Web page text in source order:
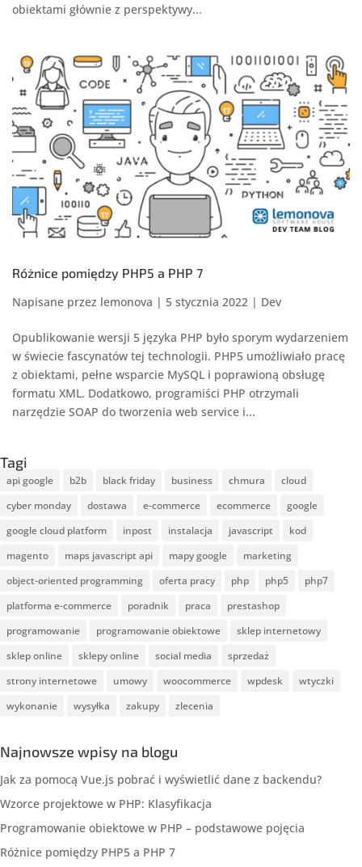
obiektami głównie z perspektywy...
Różnice pomiędzy PHP5 a PHP 7
Napisane przez lemonova | 5 stycznia 2022 | Dev
Opublikowanie wersji 5 języka PHP było sporym wydarzeniem
w świecie fascynatów tej technologii. PHP5 umożliwiało pracę
z obiektami, pełne wsparcie MySQL i poprawioną obsługę
formatu XML. Dodatkowo, programiści PHP otrzymali
narzędzie SOAP do tworzenia web service i...
Tagi
api google b2b black friday business chmura
cloud
cyber monday
dostawa e-commerce ecommerce
google
google cloud platform
inpost instalacja javascript
kod
magento
maps javascript api mapy google
marketing
object-oriented programming
oferta pracy php php5
php7
platforma e-commerce
poradnik praca
prestashop
programowanie
programowanie obiektowe
sklep internetowy
sklep online
sklepy online social media
sprzedaż
strony internetowe
umowy woocommerce wpdesk
wtyczki
wykonanie
wysyłka zakupy zlecenia
Najnowsze wpisy na blogu
Jak za pomocą Vue.js pobrać i wyświetlić dane z backendu?
Wzorce projektowe w PHP: Klasyfikacja
Programowanie obiektowe w PHP – podstawowe pojęcia
Różnice pomiędzy PHP5 a PHP 7